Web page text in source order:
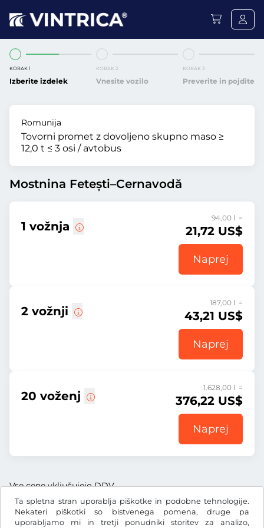
Ta spletna stran uporablja piškotke in podobne tehnologije.
Nekateri piškotki so bistvenega pomena, druge pa
uporabljamo mi in tretji ponudniki storitev za analizo,
KORAK 1
Izberite izdelek
KORAK 2
Vnesite vozilo
KORAK 3
Preverite in pojdite
Romunija
Tovorni promet z dovoljeno skupno maso ≥
12,0 t ≤ 3 osi / avtobus
Mostnina Fetești–Cernavodă
1 vožnja
94,00 l =
21,72 US$
Naprej
2 vožnji
187,00 l =
43,21 US$
Naprej
20 voženj
1.628,00 l =
376,22 US$
Naprej
Vse cene vključujejo DDV.